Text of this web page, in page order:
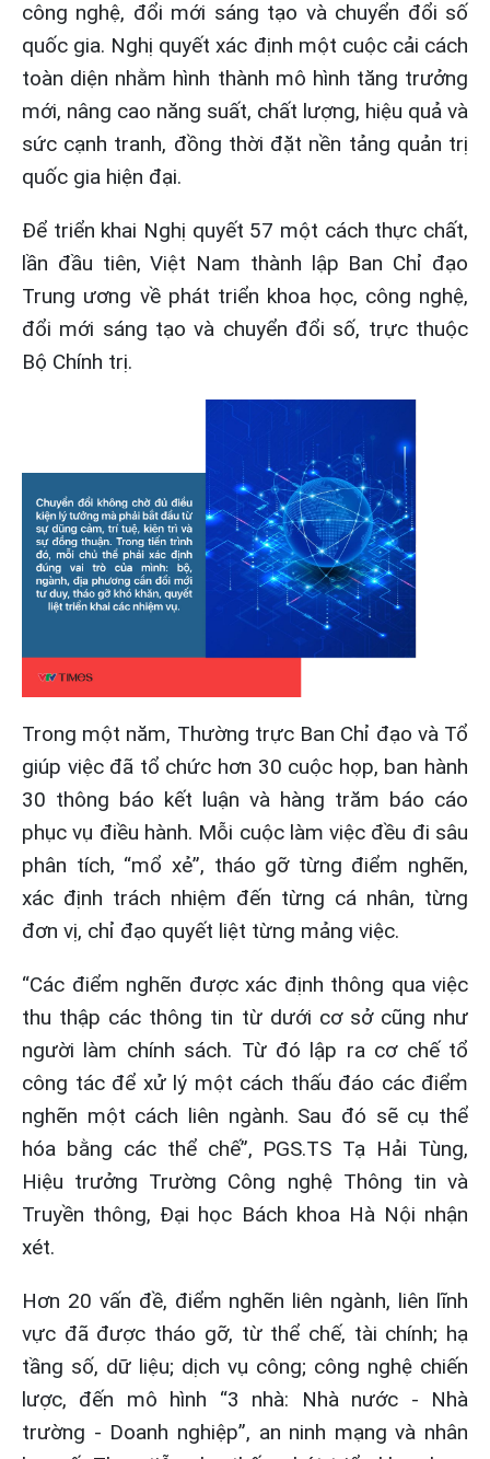
công nghệ, đổi mới sáng tạo và chuyển đổi số
quốc gia. Nghị quyết xác định một cuộc cải cách
toàn diện nhằm hình thành mô hình tăng trưởng
mới, nâng cao năng suất, chất lượng, hiệu quả và
sức cạnh tranh, đồng thời đặt nền tảng quản trị
quốc gia hiện đại.
Để triển khai Nghị quyết 57 một cách thực chất,
lần đầu tiên, Việt Nam thành lập Ban Chỉ đạo
Trung ương về phát triển khoa học, công nghệ,
đổi mới sáng tạo và chuyển đổi số, trực thuộc
Bộ Chính trị.
Trong một năm, Thường trực Ban Chỉ đạo và Tổ
giúp việc đã tổ chức hơn 30 cuộc họp, ban hành
30 thông báo kết luận và hàng trăm báo cáo
phục vụ điều hành. Mỗi cuộc làm việc đều đi sâu
phân tích, “mổ xẻ”, tháo gỡ từng điểm nghẽn,
xác định trách nhiệm đến từng cá nhân, từng
đơn vị, chỉ đạo quyết liệt từng mảng việc.
“Các điểm nghẽn được xác định thông qua việc
thu thập các thông tin từ dưới cơ sở cũng như
người làm chính sách. Từ đó lập ra cơ chế tổ
công tác để xử lý một cách thấu đáo các điểm
nghẽn một cách liên ngành. Sau đó sẽ cụ thể
hóa bằng các thể chế”, PGS.TS Tạ Hải Tùng,
Hiệu trưởng Trường Công nghệ Thông tin và
Truyền thông, Đại học Bách khoa Hà Nội nhận
xét.
Hơn 20 vấn đề, điểm nghẽn liên ngành, liên lĩnh
vực đã được tháo gỡ, từ thể chế, tài chính; hạ
tầng số, dữ liệu; dịch vụ công; công nghệ chiến
lược, đến mô hình “3 nhà: Nhà nước - Nhà
trường - Doanh nghiệp”, an ninh mạng và nhân